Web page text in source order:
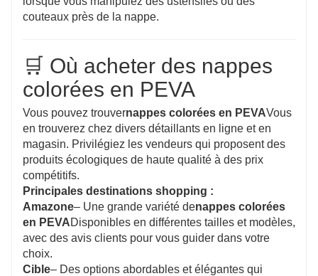
couteaux près de la nappe.
🛒 Où acheter des nappes
colorées en PEVA
Vous pouvez trouvernappes colorées en PEVAVous
en trouverez chez divers détaillants en ligne et en
magasin. Privilégiez les vendeurs qui proposent des
produits écologiques de haute qualité à des prix
compétitifs.
Principales destinations shopping :
Amazone– Une grande variété denappes colorées
en PEVADisponibles en différentes tailles et modèles,
avec des avis clients pour vous guider dans votre
choix.
Cible– Des options abordables et élégantes qui